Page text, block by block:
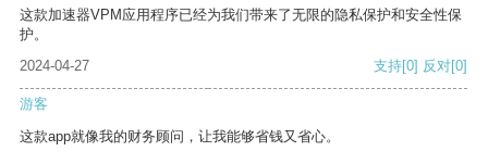
这款加速器VPM应用程序已经为我们带来了无限的隐私保护和安全性保
护。
2024-04-27
支持[0] 反对[0]
游客
这款app就像我的财务顾问，让我能够省钱又省心。